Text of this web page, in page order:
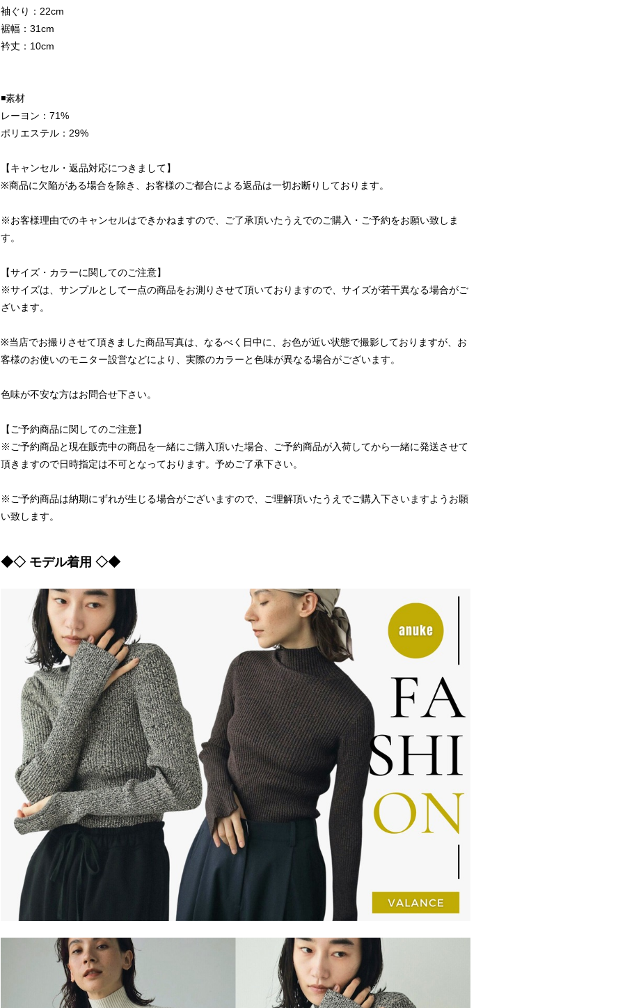
袖ぐり：22cm
裾幅：31cm
衿丈：10cm
◾️素材
レーヨン：71%
ポリエステル：29%
【キャンセル・返品対応につきまして】
※商品に欠陥がある場合を除き、お客様のご都合による返品は一切お断りしております。
※お客様理由でのキャンセルはできかねますので、ご了承頂いたうえでのご購入・ご予約をお願い致しま
す。
【サイズ・カラーに関してのご注意】
※サイズは、サンプルとして一点の商品をお測りさせて頂いておりますので、サイズが若干異なる場合がご
ざいます。
※当店でお撮りさせて頂きました商品写真は、なるべく日中に、お色が近い状態で撮影しておりますが、お
客様のお使いのモニター設営などにより、実際のカラーと色味が異なる場合がございます。
色味が不安な方はお問合せ下さい。
【ご予約商品に関してのご注意】
※ご予約商品と現在販売中の商品を一緒にご購入頂いた場合、ご予約商品が入荷してから一緒に発送させて
頂きますので日時指定は不可となっております。予めご了承下さい。
※ご予約商品は納期にずれが生じる場合がございますので、ご理解頂いたうえでご購入下さいますようお願
い致します。
◆◇ モデル着用 ◇◆